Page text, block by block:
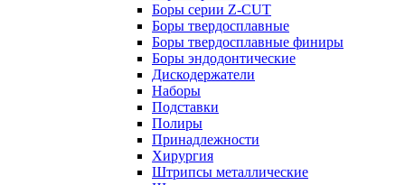
Боры серии Z-CUT
Боры твердосплавные
Боры твердосплавные финиры
Боры эндодонтические
Дискодержатели
Наборы
Подставки
Полиры
Принадлежности
Хирургия
Штрипсы металлические